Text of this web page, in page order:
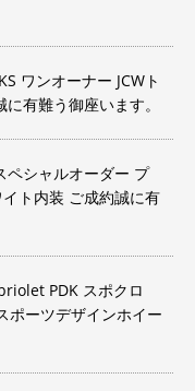
ワンオーナー JCWト
有難う御座います。
ペシャルオーダー プ
ト内装 ご成約誠に有
PDK スポクロ
ポーツデザインホイー